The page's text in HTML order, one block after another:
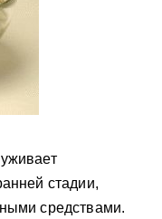
стадии,
средствами.